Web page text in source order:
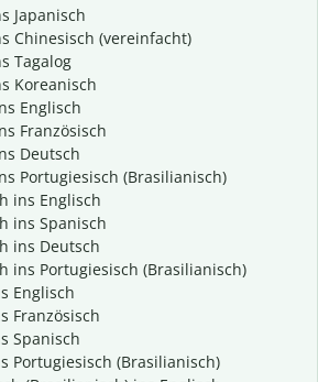
Japanisch
Chinesisch (vereinfacht)
Tagalog
Koreanisch
Englisch
Französisch
Deutsch
Portugiesisch (Brasilianisch)
ins Englisch
ins Spanisch
ins Deutsch
ins Portugiesisch (Brasilianisch)
Englisch
Französisch
Spanisch
Portugiesisch (Brasilianisch)